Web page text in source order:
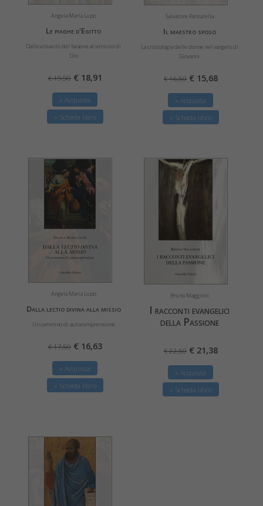
Angela Maria Lupo
Le piaghe d'Egitto
Dalla schiavitù del faraone al servizio di
Dio
€ 19,90 € 18,91
» Acquista
» Scheda libro
Salvatore Panzarella
Il maestro sposo
La cristologia delle donne nel vangelo di
Giovanni
€ 16,50 € 15,68
» Acquista
» Scheda libro
Angela Maria Lupo
Dalla lectio divina alla missio
Un cammino di autocomprensione
€ 17,50 € 16,63
» Acquista
» Scheda libro
Bruno Maggioni
I racconti evangelici
della Passione
€ 22,50 € 21,38
» Acquista
» Scheda libro